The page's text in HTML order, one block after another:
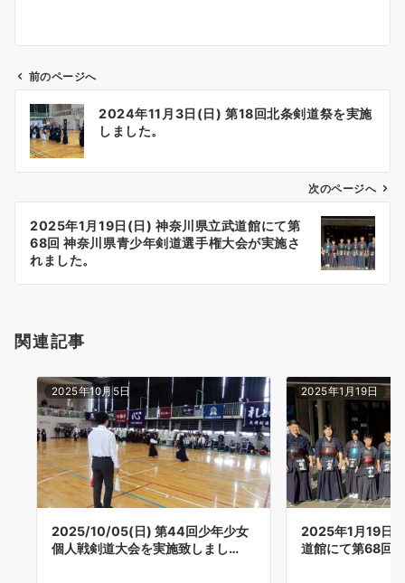
ン
前のページへ
2024年11月3日(日) 第18回北条剣道祭を実施
しました。
次のページへ
2025年1月19日(日) 神奈川県立武道館にて第
68回 神奈川県青少年剣道選手権大会が実施さ
れました。
関連記事
2025年10月5日
2025/10/05(日) 第44回少年少女
個人戦剣道大会を実施致しまし…
2025年1月19日
2025年1月19日(
道館にて第68回